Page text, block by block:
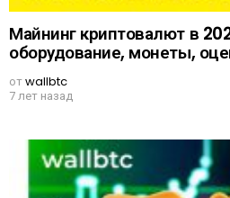
Майнинг криптовалют в
оборудование, монеты,
отwallbtc
7 лет назад